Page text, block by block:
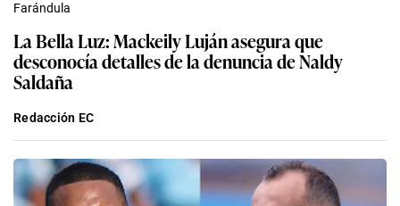
Farándula
La Bella Luz: Mackeily Luján asegura que
desconocía detalles de la denuncia de Naldy
Saldaña
Redacción EC